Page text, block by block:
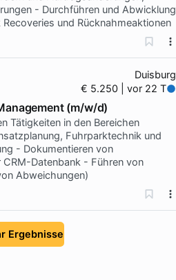
- Durchführen und Abwicklung
und Rücknahmeaktionen
Duisburg
€ 5.250 | vor 22 T
(m/w/d)
Tätigkeiten in den Bereichen
Fuhrparktechnik und
- Dokumentieren von
Datenbank - Führen von
Abweichungen)
Ergebnisse